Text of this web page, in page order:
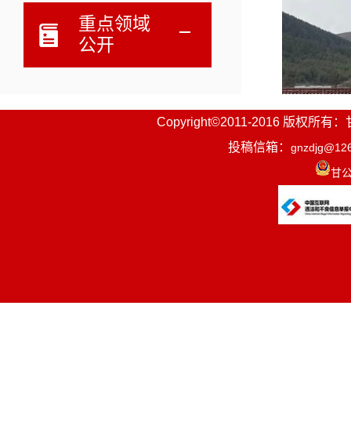
重点领域
公开
开幕式在
Copyright©2011-2016 版权所有：
投稿信箱：
甘